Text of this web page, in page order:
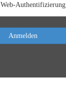
Web-Authentifizierung
Anmelden